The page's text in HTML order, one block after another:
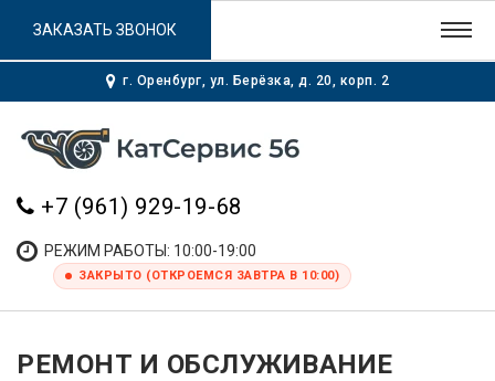
г. Оренбург, ул. Берёзка, д. 20, корп. 2
+7 (961) 929-19-68
РЕЖИМ РАБОТЫ: 10:00-19:00
ЗАКРЫТО (ОТКРОЕМСЯ ЗАВТРА В 10:00)
ЗАКАЗАТЬ ЗВОНОК
РЕМОНТ И ОБСЛУЖИВАНИЕ